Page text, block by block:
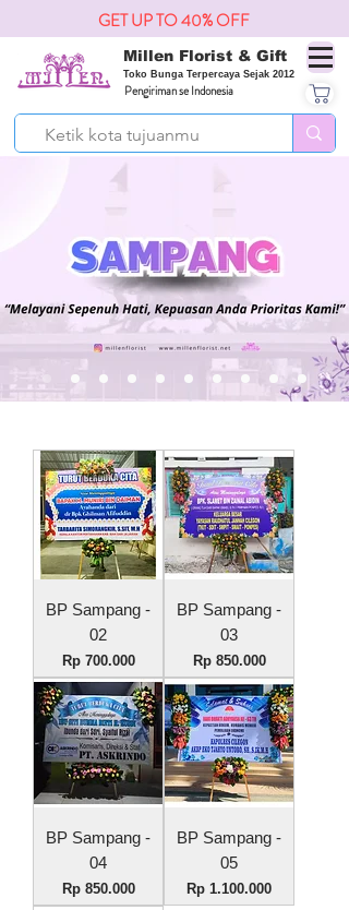
Millen Florist & Gift
Toko Bunga Terpercaya Sejak 2012
Pengiriman se Indonesia
GET UP TO 40% OFF
BP Sampang -
02
Harga
Rp 700.000
BP Sampang -
03
Harga
Rp 850.000
BP Sampang -
04
Harga
Rp 850.000
BP Sampang -
05
Harga
Rp 1.100.000